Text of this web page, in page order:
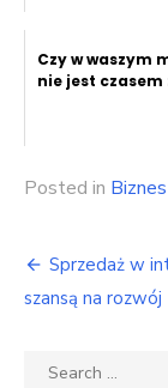
Czy w waszym
nie jest czasem
Posted in Biznes
wpisu
Sprzedaż w
szansą na rozwój
Search